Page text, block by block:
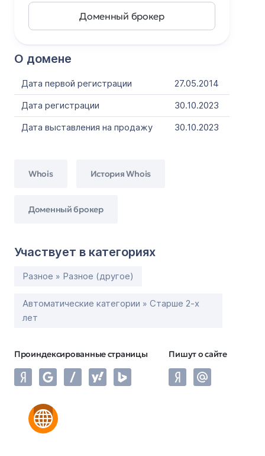
О домене
Дата первой регистрации
27.05.2014
Дата регистрации
30.10.2023
Дата выставления на продажу
30.10.2023
Whois История Whois
Доменный брокер
Участвует в категориях
Разное » Разное (другое)
Автоматические категории » Старше 2-х
лет
Проиндексированные страницы Пишут о сайте
Доменный брокер